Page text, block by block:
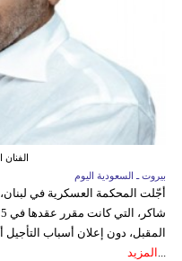
الفنان
بيروت ـ السعودية اليوم
أجّلت المحكمة العسكرية في لبنان،
المقبل، دون إعلان أسباب
... المزيد